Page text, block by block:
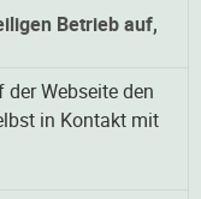
Betrieb auf,
Webseite den
in Kontakt mit